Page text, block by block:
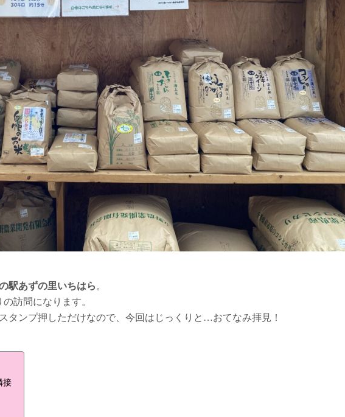
駅あずの里いちはら 。
訪問になります。
タンプ押しただけなので、今回はじっくりと…おてなみ拝見！
接